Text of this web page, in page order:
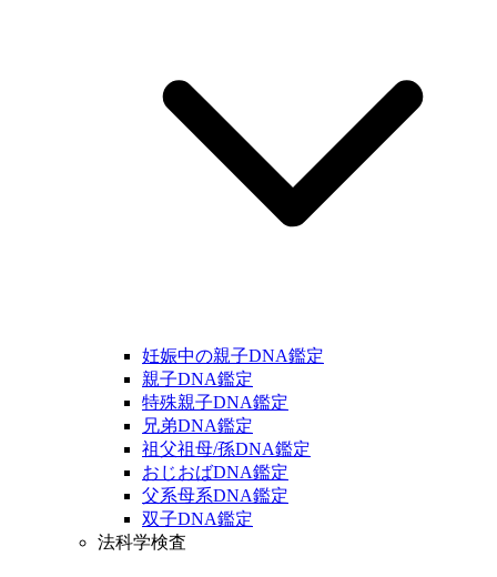
妊娠中の親子DNA鑑定
親子DNA鑑定
特殊親子DNA鑑定
兄弟DNA鑑定
祖父祖母/孫DNA鑑定
おじおばDNA鑑定
父系母系DNA鑑定
双子DNA鑑定
法科学検査